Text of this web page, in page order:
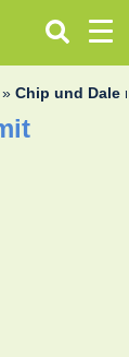
»Chip und Dale